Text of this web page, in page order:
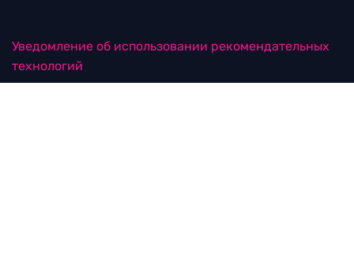
Уведомление об использовании рекомендательных
технологий